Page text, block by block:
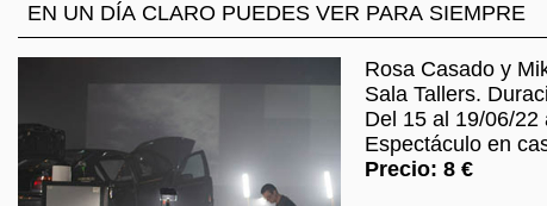
EN UN DÍA CLARO PUEDES VER PARA SIEMPRE
Rosa Casado y
Sala Tallers.
Del 15 al 19/06/22
Espectáculo en
Precio: 8 €